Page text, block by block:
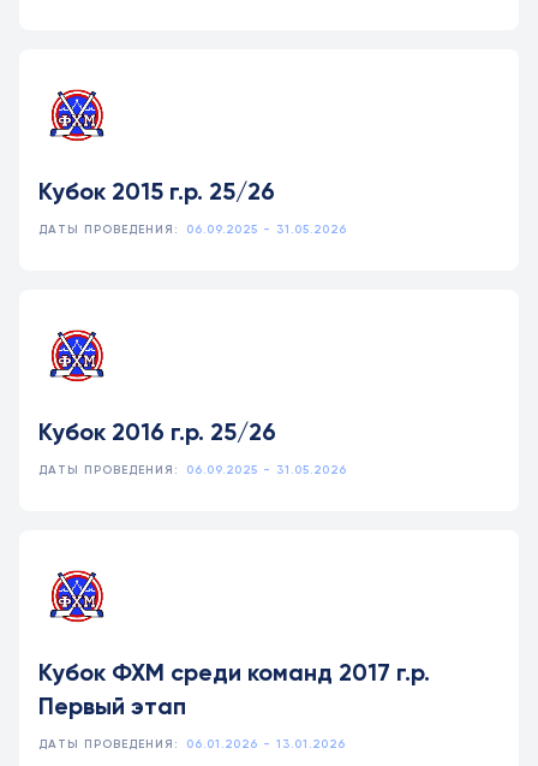
Кубок 2015 г.р. 25/26
ДАТЫ ПРОВЕДЕНИЯ: 06.09.2025 - 31.05.2026
Кубок 2016 г.р. 25/26
ДАТЫ ПРОВЕДЕНИЯ: 06.09.2025 - 31.05.2026
Кубок ФХМ среди команд 2017 г.р.
Первый этап
ДАТЫ ПРОВЕДЕНИЯ: 06.01.2026 - 13.01.2026